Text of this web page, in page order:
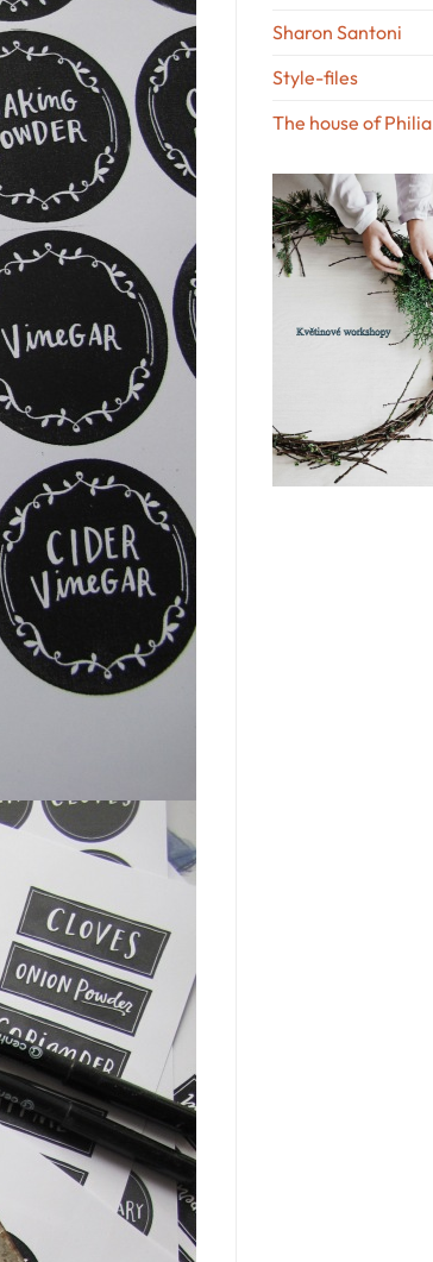
Sharon Santoni
Style-files
The house of Philia